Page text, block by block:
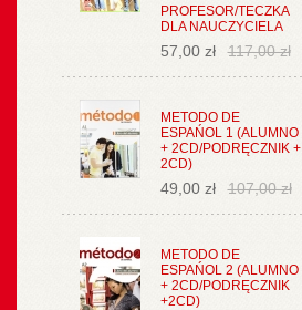
PROFESOR/TECZKA
DLA NAUCZYCIELA
57,00 zł 117,00 zł
METODO DE
ESPAŃOL 1 (ALUMNO
+ 2CD/PODRĘCZNIK +
2CD)
49,00 zł 107,00 zł
METODO DE
ESPAŃOL 2 (ALUMNO
+ 2CD/PODRĘCZNIK
+2CD)